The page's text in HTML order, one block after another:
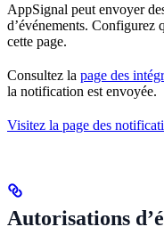
AppSignal peut envoyer
d’événements. Configurez
cette page.
Consultez la page des
la notification est envoyée.
Visitez la page des
Autorisations